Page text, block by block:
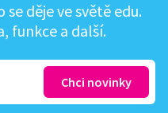
děje ve světě edu.
funkce a další.